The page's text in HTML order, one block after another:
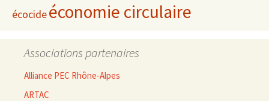
écocideéconomie circulaire
Associations partenaires
Alliance PEC Rhône-Alpes
ARTAC